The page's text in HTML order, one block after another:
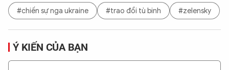
#chiến sự nga ukraine #trao đổi tù binh #zelensky
Ý KIẾN CỦA BẠN